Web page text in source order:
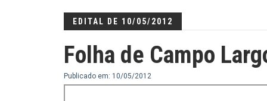
EDITAL DE 10/05/2012
Folha de Campo
Publicado em: 10/05/2012